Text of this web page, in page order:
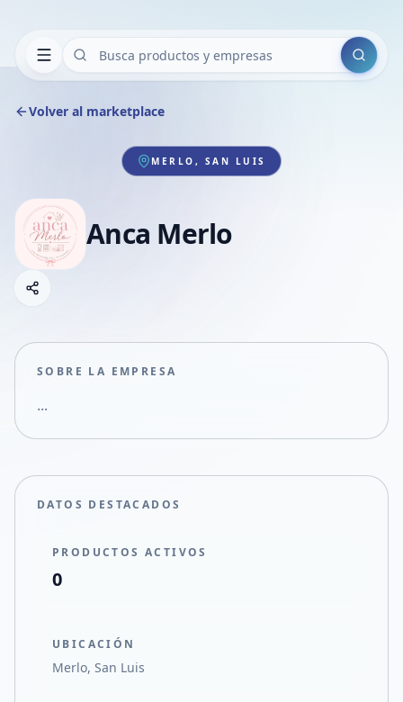
Buscar
Volver al marketplace
MERLO, SAN LUIS
Anca Merlo
Compartir empresa
Compartir en X
SOBRE LA EMPRESA
...
DATOS DESTACADOS
PRODUCTOS ACTIVOS
0
UBICACIÓN
Merlo, San Luis